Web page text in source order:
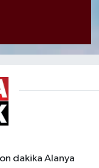
dakika Alanya